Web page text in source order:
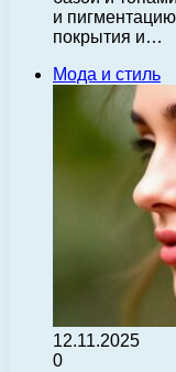
и
покрытия и…
Мода и стиль
12.11.2025
0